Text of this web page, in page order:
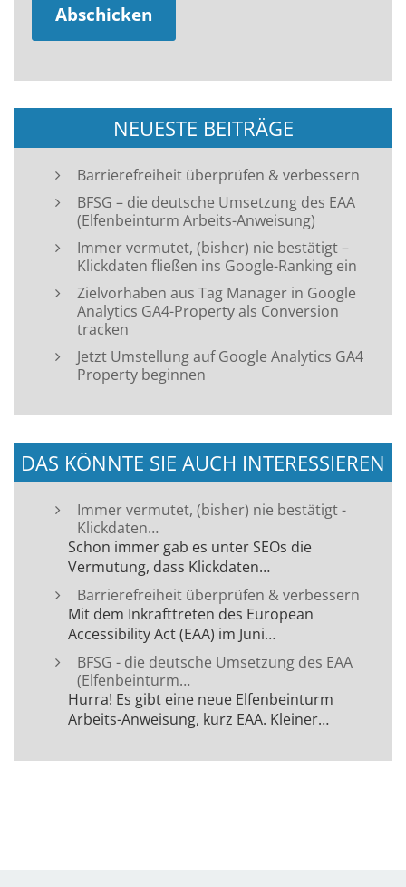
NEUESTE BEITRÄGE
Barrierefreiheit überprüfen & verbessern
BFSG – die deutsche Umsetzung des EAA
(Elfenbeinturm Arbeits-Anweisung)
Immer vermutet, (bisher) nie bestätigt –
Klickdaten fließen ins Google-Ranking ein
Zielvorhaben aus Tag Manager in Google
Analytics GA4-Property als Conversion
tracken
Jetzt Umstellung auf Google Analytics GA4
Property beginnen
DAS KÖNNTE SIE AUCH INTERESSIEREN
Immer vermutet, (bisher) nie bestätigt -
Klickdaten…
Schon immer gab es unter SEOs die
Vermutung, dass Klickdaten…
Barrierefreiheit überprüfen & verbessern
Mit dem Inkrafttreten des European
Accessibility Act (EAA) im Juni…
BFSG - die deutsche Umsetzung des EAA
(Elfenbeinturm…
Hurra! Es gibt eine neue Elfenbeinturm
Arbeits-Anweisung, kurz EAA. Kleiner…